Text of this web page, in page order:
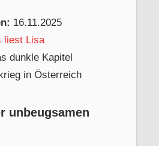
16.11.2025
liest Lisa
dunkle Kapitel
in Österreich
unbeugsamen